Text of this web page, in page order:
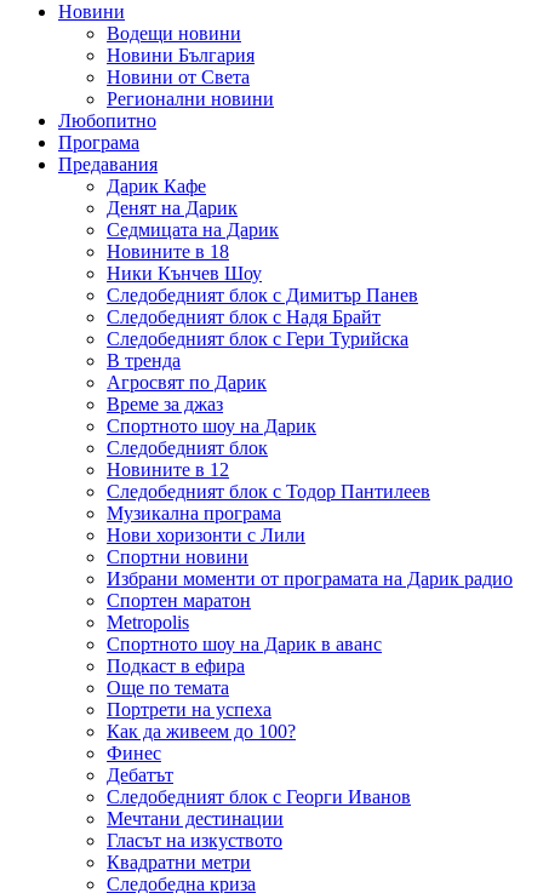
Новини
Водещи новини
Новини България
Новини от Света
Регионални новини
Любопитно
Програма
Предавания
Дарик Кафе
Денят на Дарик
Седмицата на Дарик
Новините в 18
Ники Кънчев Шоу
Следобедният блок с Димитър Панев
Следобедният блок с Надя Брайт
Следобедният блок с Гери Турийска
В тренда
Агросвят по Дарик
Време за джаз
Спортното шоу на Дарик
Следобедният блок
Новините в 12
Следобедният блок с Тодор Пантилеев
Музикална програма
Нови хоризонти с Лили
Спортни новини
Избрани моменти от програмата на Дарик радио
Спортен маратон
Metropolis
Спортното шоу на Дарик в аванс
Подкаст в ефира
Още по темата
Портрети на успеха
Как да живеем до 100?
Финес
Дебатът
Следобедният блок с Георги Иванов
Мечтани дестинации
Гласът на изкуството
Квадратни метри
Следобедна криза